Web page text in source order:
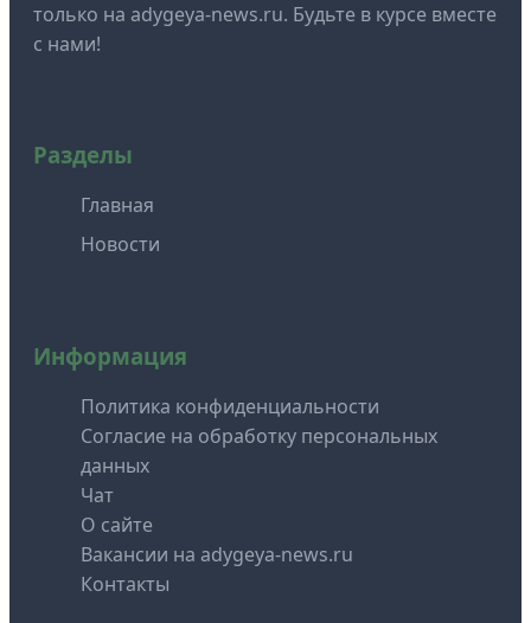
только на adygeya-news.ru. Будьте в курсе вместе
с нами!
Разделы
Главная
Новости
Информация
Политика конфиденциальности
Согласие на обработку персональных
данных
Чат
О сайте
Вакансии на adygeya-news.ru
Контакты